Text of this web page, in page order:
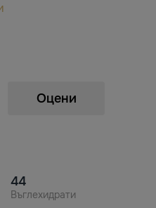
Оцени
44
Въглехидрати